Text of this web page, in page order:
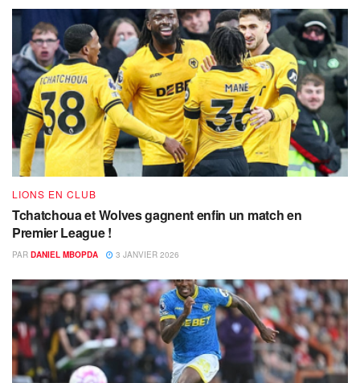
LIONS EN CLUB
Tchatchoua et Wolves gagnent enfin un match en
Premier League !
PAR DANIEL MBOPDA 3 JANVIER 2026